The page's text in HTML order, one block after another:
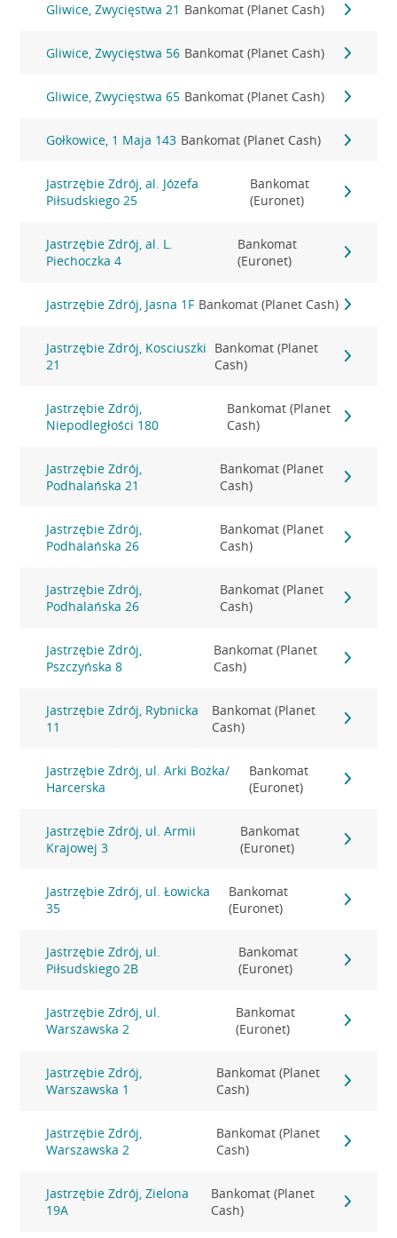
Gliwice, Zwycięstwa 21 Bankomat (Planet Cash)
Gliwice, Zwycięstwa 56 Bankomat (Planet Cash)
Gliwice, Zwycięstwa 65 Bankomat (Planet Cash)
Gołkowice, 1 Maja 143 Bankomat (Planet Cash)
Jastrzębie Zdrój, al. Józefa
Piłsudskiego 25
Bankomat
(Euronet)
Jastrzębie Zdrój, al. L.
Piechoczka 4
Bankomat
(Euronet)
Jastrzębie Zdrój, Jasna 1F Bankomat (Planet Cash)
Jastrzębie Zdrój, Kosciuszki
21
Bankomat (Planet
Cash)
Jastrzębie Zdrój,
Niepodległości 180
Bankomat (Planet
Cash)
Jastrzębie Zdrój,
Podhalańska 21
Bankomat (Planet
Cash)
Jastrzębie Zdrój,
Podhalańska 26
Bankomat (Planet
Cash)
Jastrzębie Zdrój,
Podhalańska 26
Bankomat (Planet
Cash)
Jastrzębie Zdrój,
Pszczyńska 8
Bankomat (Planet
Cash)
Jastrzębie Zdrój, Rybnicka
11
Bankomat (Planet
Cash)
Jastrzębie Zdrój, ul. Arki Bożka/
Harcerska
Bankomat
(Euronet)
Jastrzębie Zdrój, ul. Armii
Krajowej 3
Bankomat
(Euronet)
Jastrzębie Zdrój, ul. Łowicka
35
Bankomat
(Euronet)
Jastrzębie Zdrój, ul.
Piłsudskiego 2B
Bankomat
(Euronet)
Jastrzębie Zdrój, ul.
Warszawska 2
Bankomat
(Euronet)
Jastrzębie Zdrój,
Warszawska 1
Bankomat (Planet
Cash)
Jastrzębie Zdrój,
Warszawska 2
Bankomat (Planet
Cash)
Jastrzębie Zdrój, Zielona
19A
Bankomat (Planet
Cash)